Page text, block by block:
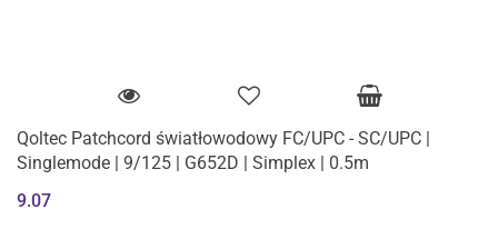
Qoltec Patchcord światłowodowy FC/UPC - SC/UPC |
Singlemode | 9/125 | G652D | Simplex | 0.5m
9.07